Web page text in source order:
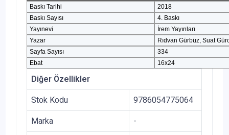
Baskı Tarihi
2018
Baskı Sayısı
4. Baskı
Yayınevi
İrem Yayınları
Yazar
Rıdvan Gürbüz, Suat
Sayfa Sayısı
334
Ebat
16x24
Diğer Özellikler
Stok Kodu 9786054775064
Marka -